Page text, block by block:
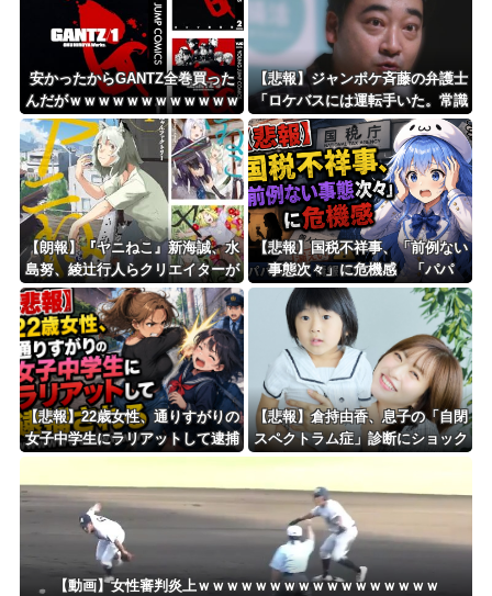
安かったからGANTZ全巻買った
んだがｗｗｗｗｗｗｗｗｗｗｗｗ
ｗ
【悲報】ジャンポケ斉藤の弁護士
「ロケバスには運転手いた。常識
的に考えてフ●ラさせるわけない
でしょ」
【朗報】『ヤニねこ』新海誠、水
島努、綾辻行人らクリエイターが
絶賛ｗｗｗｗｗｗｗｗｗ
【悲報】国税不祥事、「前例ない
事態次々」に危機感 「パパ
活」、情報漏えいも
【悲報】22歳女性、通りすがりの
女子中学生にラリアットして逮捕
されるｗｗｗｗｗｗｗｗｗｗｗｗ
ｗ
【悲報】倉持由香、息子の「自閉
スペクトラム症」診断にショック
で涙… 見逃していた乳幼児期の
サインとは？
【動画】女性審判炎上ｗｗｗｗｗｗｗｗｗｗｗｗｗｗｗｗｗ